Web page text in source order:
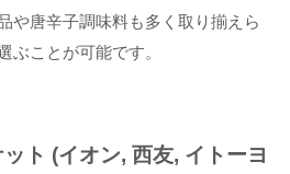
や唐辛子調味料も多く取り揃えら
ぶことが可能です。
ト (イオン, 西友, イトーヨ